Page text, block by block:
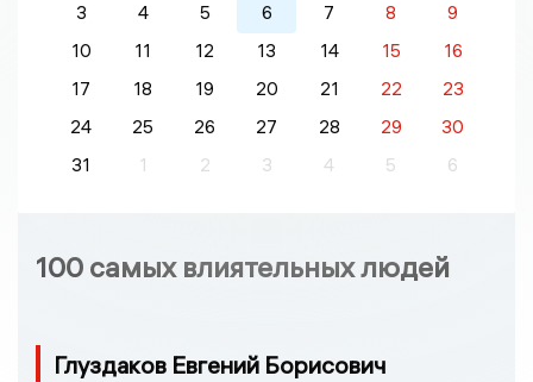
3
4 5 6 7 8
9
10
11 12 13 14 15
16
17
18 19 20 21 22
23
24
25 26 27 28 29
30
31
1 2 3 4 5 6
100 самых влиятельных людей
Глуздаков Евгений Борисович